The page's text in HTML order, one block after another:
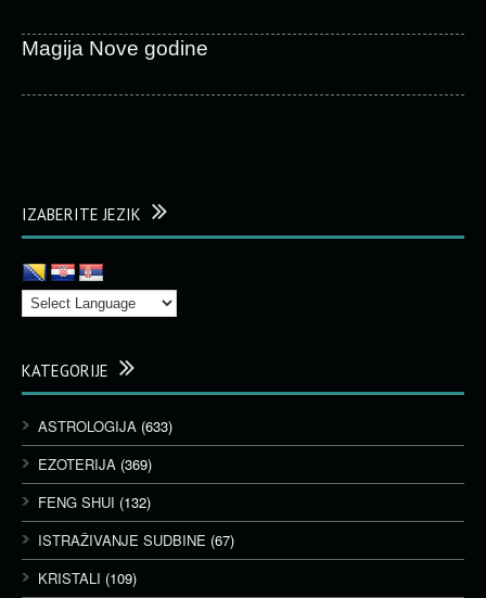
Magija Nove godine
IZABERITE JEZIK
KATEGORIJE
ASTROLOGIJA (633)
EZOTERIJA (369)
FENG SHUI (132)
ISTRAŽIVANJE SUDBINE (67)
KRISTALI (109)